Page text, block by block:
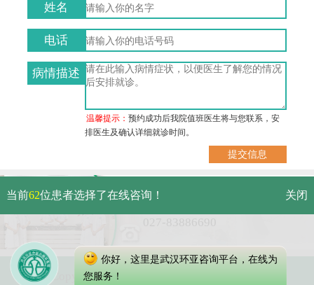
姓名
电话
病情描述
温馨提示：预约成功后我院值班医生将与您联系，安
排医生及确认详细就诊时间。
武汉市硚口区解放大道479号
免费电话：
Copyright 2023 武汉环亚中医白癜风医院
当前62位患者选择了在线咨询！ 关闭
你好，这里是武汉环亚咨询平台，在线为
您服务！